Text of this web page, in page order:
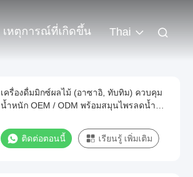
เหตุการณ์ที่เกิดขึ้น Thai
เครื่องดื่มมิกซ์ผลไม้ (อาซาอิ, ทับทิม) ควบคุม
น้ำหนัก OEM / ODM พร้อมสมุนไพรลดน้ำ
ส่งเสริมไลฟ์สไตล์ที่ดีต่อสุขภาพ ไม่เติมน้ำตาล
สูตรเฉพาะ
ติดต่อตอนนี้ เรียนรู้ เพิ่มเติม